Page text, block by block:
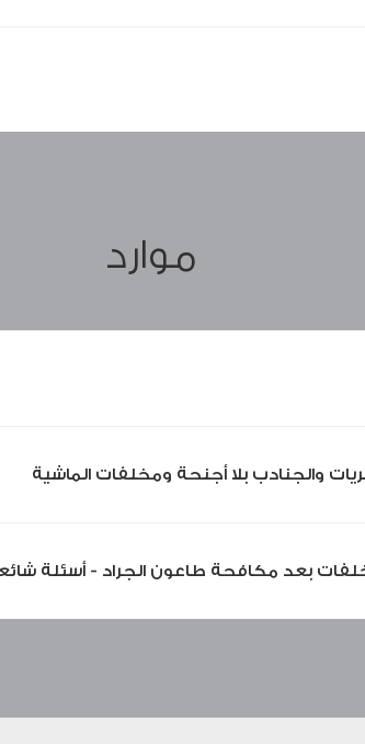
موارد
والجنادب بلا أجنحة ومخلفات الماشية
بعد مكافحة طاعون الجراد - أسئلة